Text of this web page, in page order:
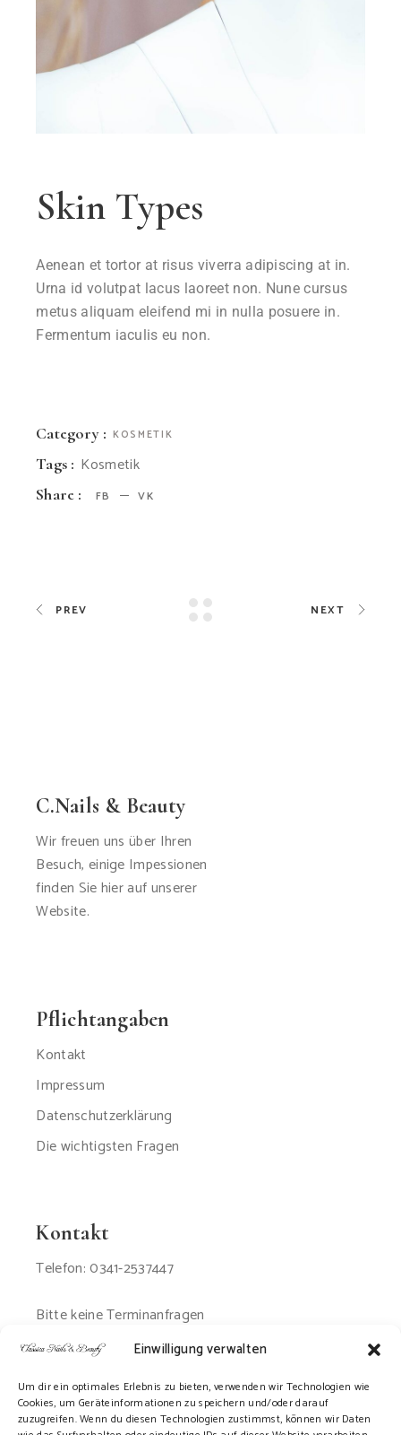
Einwilligung verwalten
Um dir ein optimales Erlebnis zu bieten, verwenden wir Technologien wie
Cookies, um Geräteinformationen zu speichern und/oder darauf
zuzugreifen. Wenn du diesen Technologien zustimmst, können wir Daten
Skin Types
Aenean et tortor at risus viverra adipiscing at in.
Urna id volutpat lacus laoreet non. Nune cursus
metus aliquam eleifend mi in nulla posuere in.
Fermentum iaculis eu non.
Category : KOSMETIK
Tags : Kosmetik
Share : FB VK
PREV NEXT
C.Nails & Beauty
Wir freuen uns über Ihren
Besuch, einige Impessionen
finden Sie hier auf unserer
Website.
Pflichtangaben
Kontakt
Impressum
Datenschutzerklärung
Die wichtigsten Fragen
Kontakt
Telefon: 0341-2537447
Bitte keine Terminanfragen
per Email oder SMS